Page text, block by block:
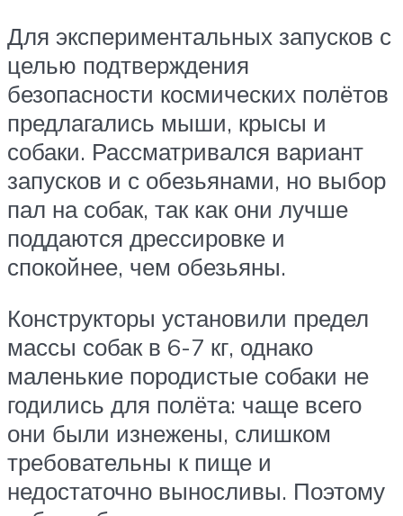
Для экспериментальных запусков с
целью подтверждения
безопасности космических полётов
предлагались мыши, крысы и
собаки. Рассматривался вариант
запусков и с обезьянами, но выбор
пал на собак, так как они лучше
поддаются дрессировке и
спокойнее, чем обезьяны.
Конструкторы установили предел
массы собак в 6-7 кг, однако
маленькие породистые собаки не
годились для полёта: чаще всего
они были изнежены, слишком
требовательны к пище и
недостаточно выносливы. Поэтому